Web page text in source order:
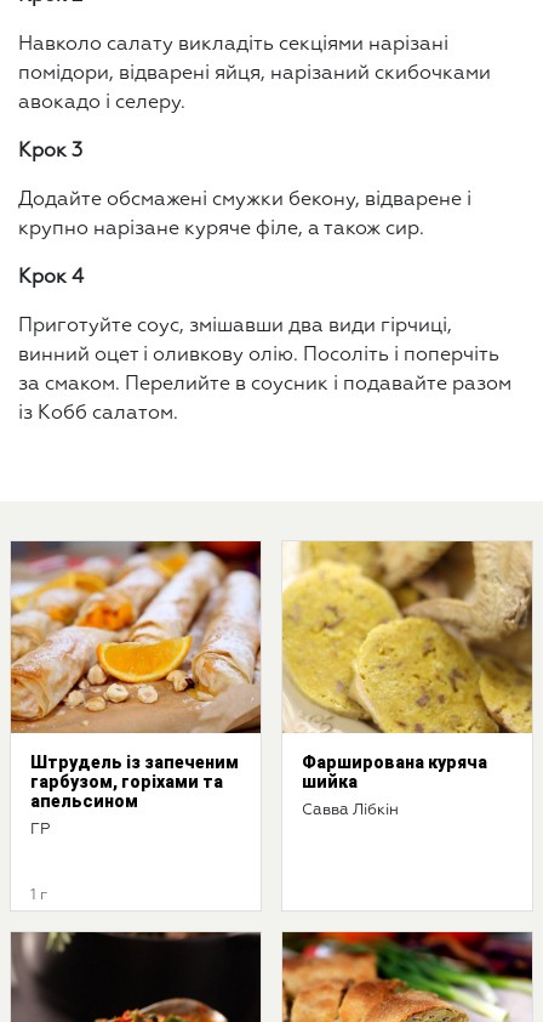
Навколо салату викладіть секціями нарізані
помідори, відварені яйця, нарізаний скибочками
авокадо і селеру.
Крок 3
Додайте обсмажені смужки бекону, відварене і
крупно нарізане куряче філе, а також сир.
Крок 4
Приготуйте соус, змішавши два види гірчиці,
винний оцет і оливкову олію. Посоліть і поперчіть
за смаком. Перелийте в соусник і подавайте разом
із Кобб салатом.
Штрудель із запеченим
гарбузом, горіхами та
апельсином
ГР
1 г
Фарширована куряча
шийка
Савва Лібкін